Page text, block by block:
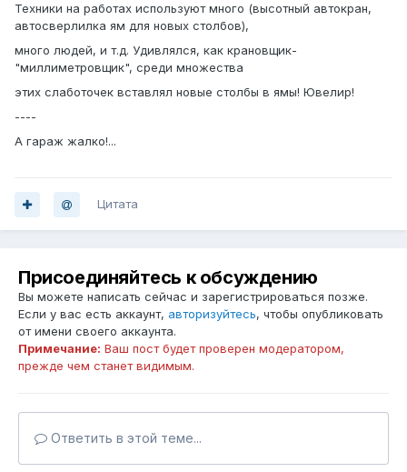
Техники на работах используют много (высотный автокран,
автосверлилка ям для новых столбов),
много людей, и т.д. Удивлялся, как крановщик-
"миллиметровщик", среди множества
этих слаботочек вставлял новые столбы в ямы! Ювелир!
----
А гараж жалко!...
Цитата
Присоединяйтесь к обсуждению
Вы можете написать сейчас и зарегистрироваться позже.
Если у вас есть аккаунт, авторизуйтесь, чтобы опубликовать
от имени своего аккаунта.
Примечание: Ваш пост будет проверен модератором,
прежде чем станет видимым.
Ответить в этой теме...